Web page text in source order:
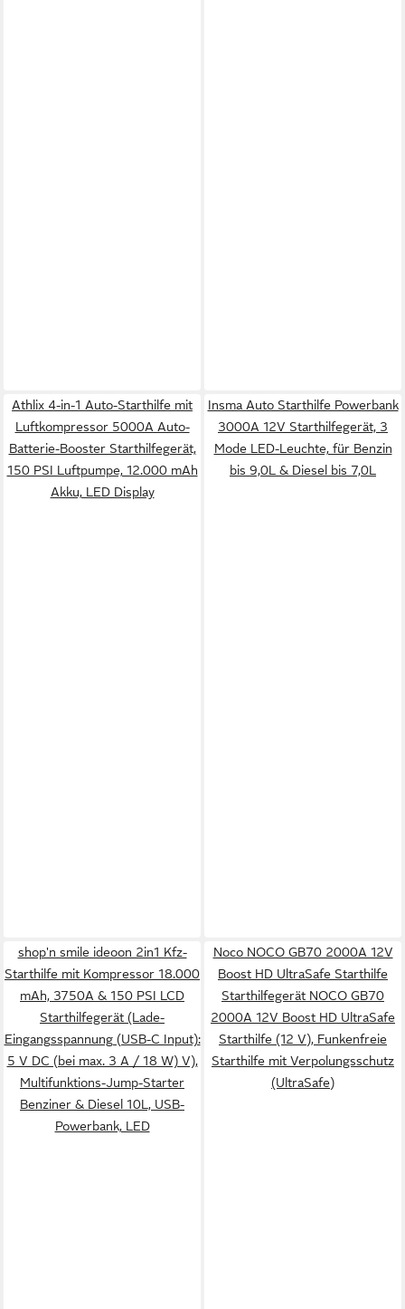
Athlix 4-in-1 Auto-Starthilfe mit
Luftkompressor 5000A Auto-
Batterie-Booster Starthilfegerät,
150 PSI Luftpumpe, 12.000 mAh
Akku, LED Display
Insma Auto Starthilfe Powerbank
3000A 12V Starthilfegerät, 3
Mode LED-Leuchte, für Benzin
bis 9,0L & Diesel bis 7,0L
shop'n smile ideoon 2in1 Kfz-
Starthilfe mit Kompressor 18.000
mAh, 3750A & 150 PSI LCD
Starthilfegerät (Lade-
Eingangsspannung (USB-C Input):
5 V DC (bei max. 3 A / 18 W) V),
Multifunktions-Jump-Starter
Benziner & Diesel 10L, USB-
Powerbank, LED
Noco NOCO GB70 2000A 12V
Boost HD UltraSafe Starthilfe
Starthilfegerät NOCO GB70
2000A 12V Boost HD UltraSafe
Starthilfe (12 V), Funkenfreie
Starthilfe mit Verpolungsschutz
(UltraSafe)